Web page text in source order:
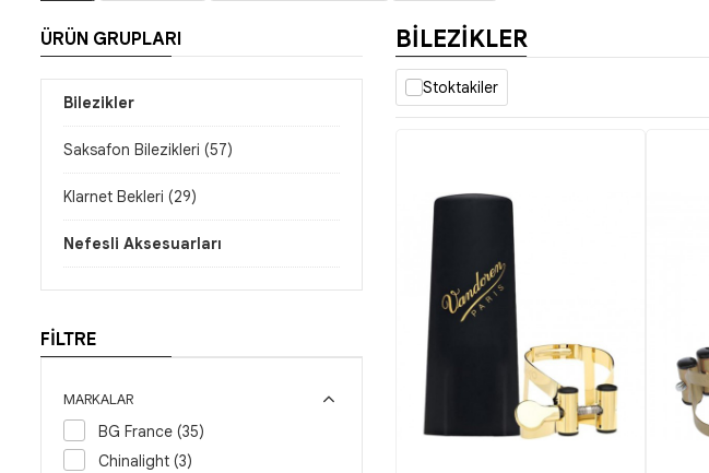
ÜRÜN GRUPLARI
Bilezikler
Saksafon Bilezikleri (57)
Klarnet Bekleri (29)
Nefesli Aksesuarları
FİLTRE
MARKALAR
BG France (35)
Chinalight (3)
BILEZIKLER
Stoktakiler